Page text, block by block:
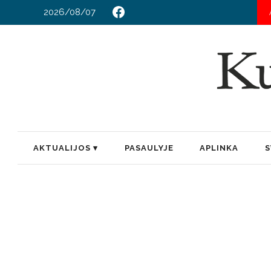
2026/08/07
AKTUALIJOS PASAULYJE APLINKA